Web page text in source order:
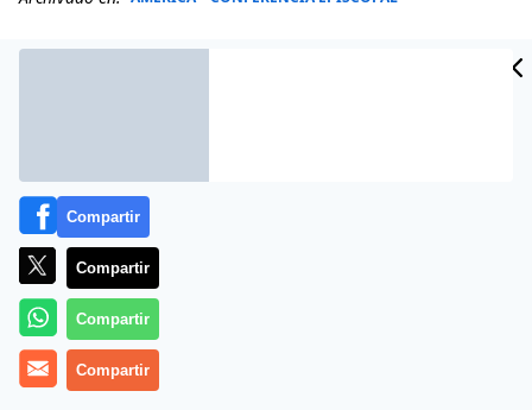
Más información
Compartir
Compartir
Compartir
Compartir